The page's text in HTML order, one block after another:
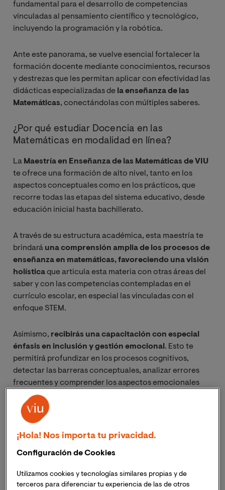
fundamental para el desarrollo de competencias
vinculadas al pensamiento científico y tecnológico,
incluyendo la programación y la robótica.
Ante este panorama, se vuelve esencial fortalecer la
formación docente mediante conocimientos, recursos
y destrezas que les permitan aplicar con efectividad las
didácticas especializadas de la enseñanza de las
Matemáticas, conectándolas con múltiples saberes.
¿Por qué estudiar Docencia en las
Matemáticas en modalidad en línea?
La Maestría en Enseñanza de las Matemáticas de VIU
te ofrece una formación de alto nivel, tanto en los
aspectos conceptuales como en los prácticos, que
recorre todas las etapas del sistema educativo, desde
educación inicial hasta bachillerato.
A través de su estructura académica, esta maestría te
brindará una comprensión amplia de los procesos de
enseñanza en matemáticas, favoreciendo una visión
holísticaque articula esta materia con otras áreas del
saber y con las competencias contempladas en el
currículo escolar, en especial las vinculadas con el
enfoque STEM.
Asimismo, recibirás una capacitación con especial
énfasis en inclusión y gestión emocional . Esto te
permitirá profundizar en los procesos cognitivos,
detectar las barreras conceptuales, analizar errores
frecuentes y comprender los aspectos emocionales
que influyen en el aprendizaje matemático. También
desarrollarás habilidades para implementar modelos
inclusivos en la
Asciende en la carrera docente
Obtén tu Maestría Oficial en tan solo 1 año y
¡Hola! Nos importa tu privacidad.
Configuración de Cookies
Utilizamos cookies y tecnologías similares propias y de
terceros para diferenciar tu experiencia de las de otros